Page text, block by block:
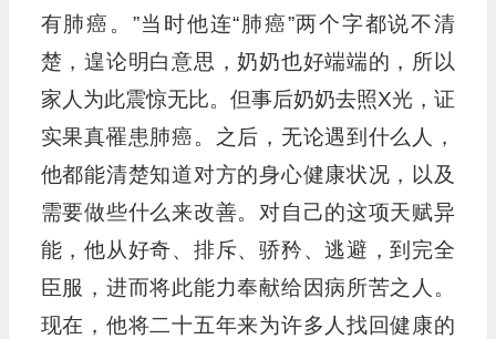
有肺癌。”当时他连“肺癌”两个字都说不清
楚，遑论明白意思，奶奶也好端端的，所以
家人为此震惊无比。但事后奶奶去照X光，证
实果真罹患肺癌。之后，无论遇到什么人，
他都能清楚知道对方的身心健康状况，以及
需要做些什么来改善。对自己的这项天赋异
能，他从好奇、排斥、骄矜、逃避，到完全
臣服，进而将此能力奉献给因病所苦之人。
现在，他将二十五年来为许多人找回健康的